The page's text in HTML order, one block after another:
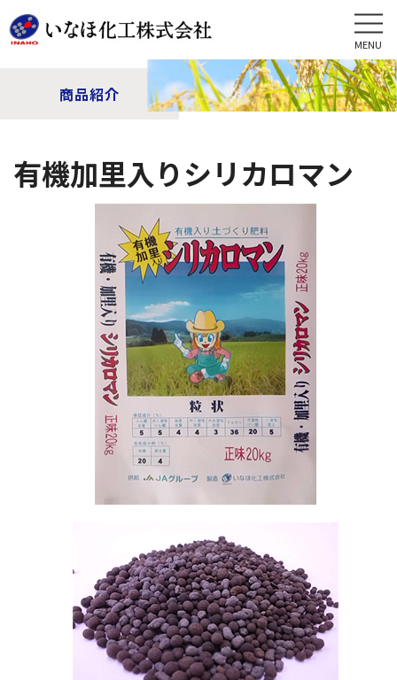
MENU
商品紹介
有機加里入りシリカロマン